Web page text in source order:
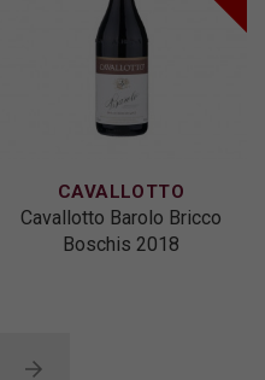
CAVALLOTTO
Cavallotto Barolo Bricco
Boschis 2018